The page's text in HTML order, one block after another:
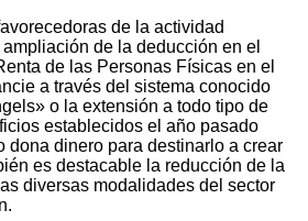
de la actividad
de la deducción en el
de las Personas Físicas en el
a través del sistema conocido
o la extensión a todo tipo de
establecidos el año pasado
dona dinero para destinarlo a crear
es destacable la reducción de la
diversas modalidades del sector